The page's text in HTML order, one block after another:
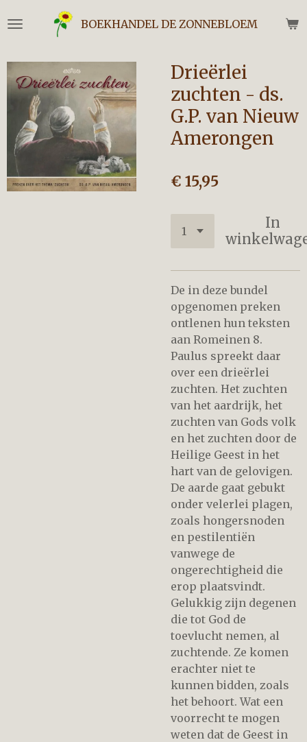
direct
de
hoofdinhoud
BOEKHANDEL DE ZONNEBLOEM
Drieërlei
zuchten - ds.
G.P. van Nieuw
Amerongen
€ 15,95
In
De in deze bundel
opgenomen preken
ontlenen hun teksten
aan Romeinen 8.
Paulus spreekt daar
over een drieërlei
zuchten. Het zuchten
van het aardrijk, het
zuchten van Gods volk
en het zuchten door de
Heilige Geest in het
hart van de gelovigen.
De aarde gaat gebukt
onder velerlei plagen,
zoals hongersnoden
en pestilentiën
vanwege de
ongerechtigheid die
erop plaatsvindt.
Gelukkig zijn degenen
die tot God de
toevlucht nemen, al
zuchtende. Ze komen
erachter niet te
kunnen bidden, zoals
het behoort. Wat een
voorrecht te mogen
weten dat de Geest in